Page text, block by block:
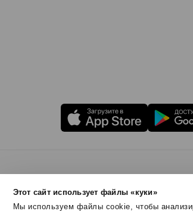
Этот сайт использует файлы «куки»
Мы используем файлы cookie, чтобы
© 2015 - 2026. ООО